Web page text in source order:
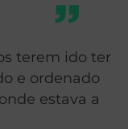
terem ido ter
e ordenado
estava a